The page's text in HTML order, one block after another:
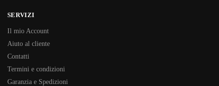
SERVIZI
Il mio Account
Aiuto al cliente
Contatti
Termini e condizioni
Garanzia e Spedizioni